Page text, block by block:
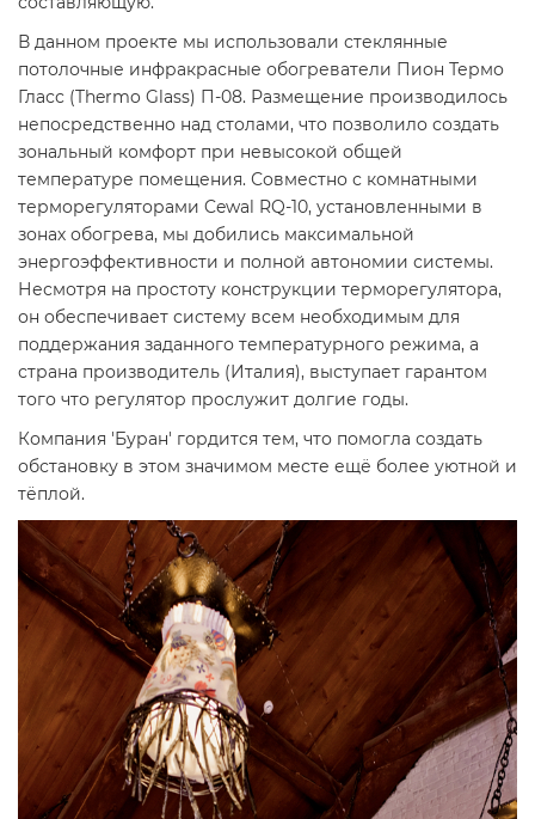
В данном проекте мы использовали стеклянные
потолочные инфракрасные обогреватели Пион Термо
Гласс (Thermo Glass) П-08. Размещение производилось
непосредственно над столами, что позволило создать
зональный комфорт при невысокой общей
температуре помещения. Совместно с комнатными
терморегуляторами Cewal RQ-10, установленными в
зонах обогрева, мы добились максимальной
энергоэффективности и полной автономии системы.
Несмотря на простоту конструкции терморегулятора,
он обеспечивает систему всем необходимым для
поддержания заданного температурного режима, а
страна производитель (Италия), выступает гарантом
того что регулятор прослужит долгие годы.
Компания 'Буран' гордится тем, что помогла создать
обстановку в этом значимом месте ещё более уютной и
тёплой.